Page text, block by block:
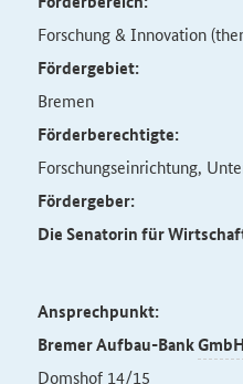
Forschung & Innovation
Fördergebiet:
Bremen
Förderberechtigte:
Forschungseinrichtung,
Fördergeber:
Die Senatorin für
Ansprechpunkt:
Bremer Aufbau-BankGmbH
Domshof 14/15